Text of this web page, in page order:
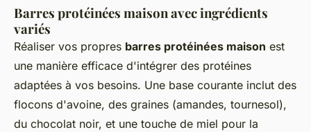
Barres protéinées maison avec ingrédients
variés
Réaliser vos propres barres protéinées maison est
une manière efficace d'intégrer des protéines
adaptées à vos besoins. Une base courante inclut des
flocons d'avoine, des graines (amandes, tournesol),
du chocolat noir, et une touche de miel pour la